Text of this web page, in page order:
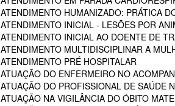
ATENDIMENTO HUMANIZADO: PRÁTICA
ATENDIMENTO INICIAL - LESÕES POR
ATENDIMENTO INICIAL AO DOENTE DE
ATENDIMENTO MULTIDISCIPLINAR A
ATENDIMENTO PRÉ HOSPITALAR
ATUAÇÃO DO ENFERMEIRO NO
ATUAÇÃO DO PROFISSIONAL DE SAÚDE
ATUAÇÃO NA VIGILÂNCIA DO ÓBITO